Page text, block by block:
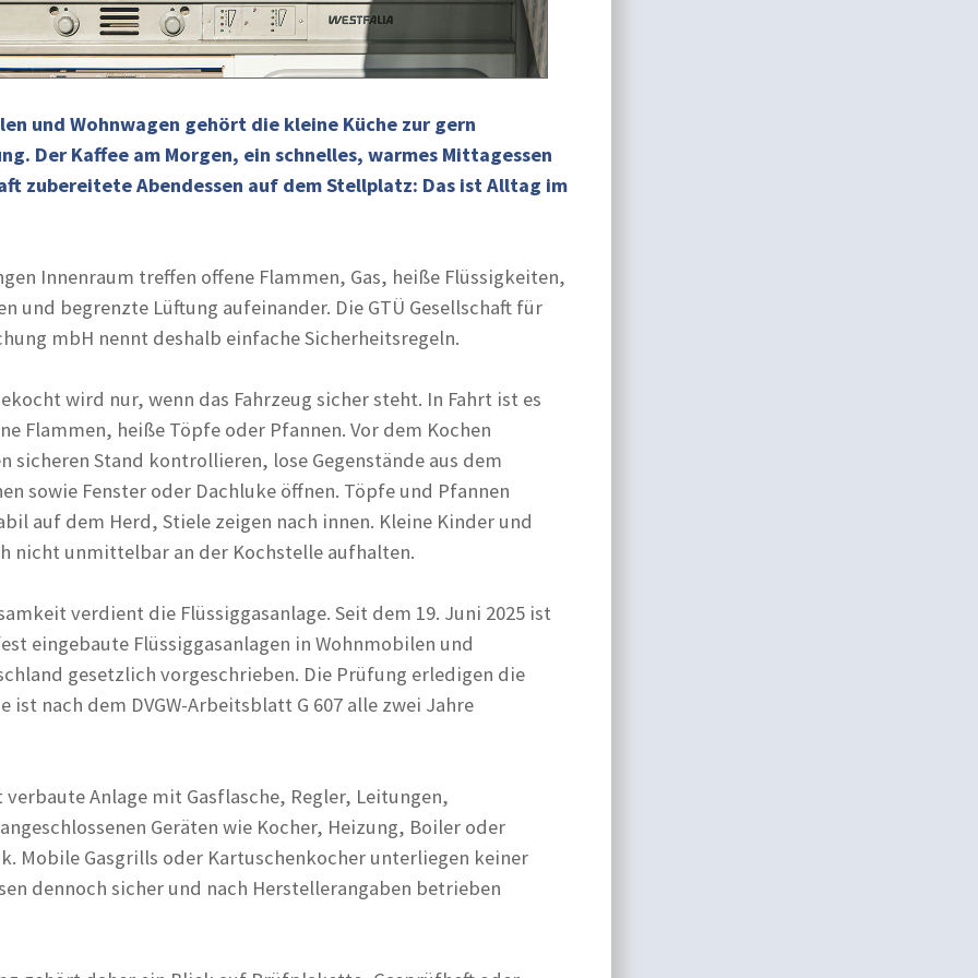
und Wohnwagen gehört die kleine Küche zur gern
Der Kaffee am Morgen, ein schnelles, warmes Mittagessen
zubereitete Abendessen auf dem Stellplatz: Das ist Alltag im
Innenraum treffen offene Flammen, Gas, heiße Flüssigkeiten,
und begrenzte Lüftung aufeinander. Die GTÜ Gesellschaft für
mbH nennt deshalb einfache Sicherheitsregeln.
wird nur, wenn das Fahrzeug sicher steht. In Fahrt ist es
Flammen, heiße Töpfe oder Pfannen. Vor dem Kochen
sicheren Stand kontrollieren, lose Gegenstände aus dem
sowie Fenster oder Dachluke öffnen. Töpfe und Pfannen
auf dem Herd, Stiele zeigen nach innen. Kleine Kinder und
nicht unmittelbar an der Kochstelle aufhalten.
verdient die Flüssiggasanlage. Seit dem 19. Juni 2025 ist
eingebaute Flüssiggasanlagen in Wohnmobilen und
gesetzlich vorgeschrieben. Die Prüfung erledigen die
ist nach dem DVGW-Arbeitsblatt G 607 alle zwei Jahre
Anlage mit Gasflasche, Regler, Leitungen,
Geräten wie Kocher, Heizung, Boiler oder
Mobile Gasgrills oder Kartuschenkocher unterliegen keiner
dennoch sicher und nach Herstellerangaben betrieben